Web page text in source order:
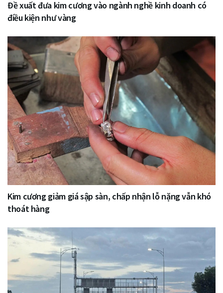
Đề xuất đưa kim cương vào ngành nghề kinh doanh có
điều kiện như vàng
Kim cương giảm giá sập sàn, chấp nhận lỗ nặng vẫn khó
thoát hàng